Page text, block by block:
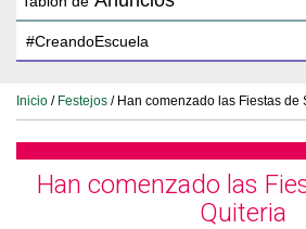
Inicio / Festejos / Han comenzado las Fiestas de
Han comenzado las
Quiteria